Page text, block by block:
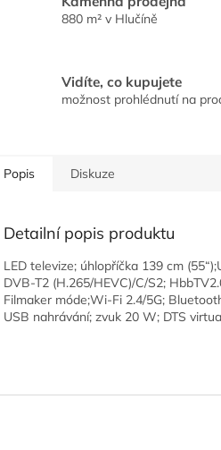
880 m² v Hlučíně
Vidíte, co kupujete
možnost prohlédnutí na
Popis Diskuze
Detailní popis produktu
LED televize; úhlopříčka 139 cm
DVB-T2 (H.265/HEVC)/C/S2;
Filmaker móde;Wi-Fi 2.4/5G;
USB nahrávání; zvuk 20 W; DTS